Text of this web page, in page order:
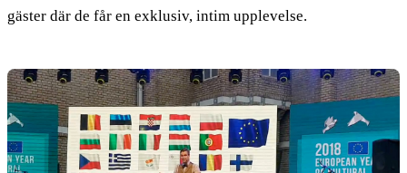
gäster där de får en exklusiv, intim upplevelse.